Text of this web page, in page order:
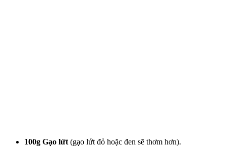
100g Gạo lứt (gạo lứt đỏ hoặc đen sẽ thơm hơn).